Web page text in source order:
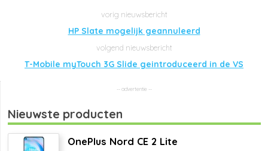
HP Slate mogelijk geannuleerd
T-Mobile myTouch 3G Slide geintroduceerd in de VS
Nieuwste producten
OnePlus Nord CE 2 Lite